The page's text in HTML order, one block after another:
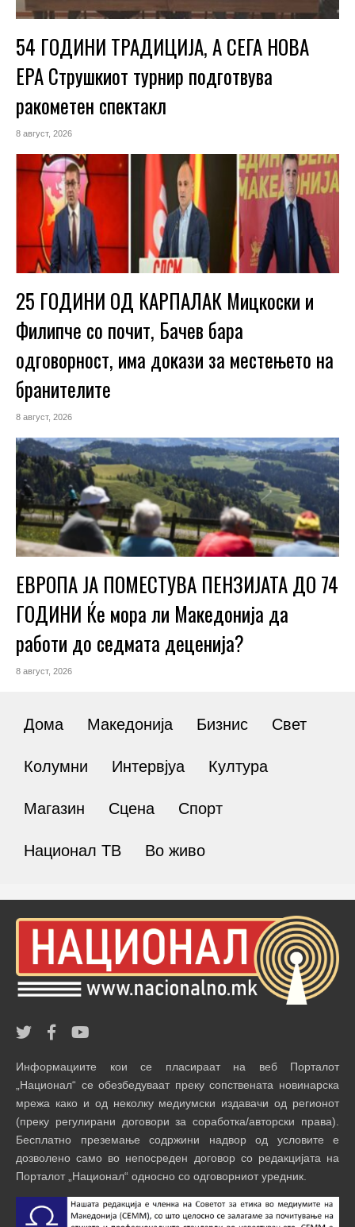
54 ГОДИНИ ТРАДИЦИЈА, А СЕГА НОВА
ЕРА Струшкиот турнир подготвува
ракометен спектакл
8 август, 2026
25 ГОДИНИ ОД КАРПАЛАК Мицкоски и
Филипче со почит, Бачев бара
одговорност, има докази за местењето на
бранителите
8 август, 2026
ЕВРОПА ЈА ПОМЕСТУВА ПЕНЗИЈАТА ДО 74
ГОДИНИ Ќе мора ли Македонија да
работи до седмата деценија?
8 август, 2026
Дома Македонија Бизнис Свет
Колумни Интервјуа Култура
Магазин Сцена Спорт
Национал ТВ Во живо
Информациите кои се пласираат на веб Порталот
„Национал“ се обезбедуваат преку сопствената новинарска
мрежа како и од неколку медиумски издавачи од регионот
(преку регулирани договори за соработка/авторски права).
Бесплатно преземање содржини надвор од условите е
дозволено само во непосреден договор со редакцијата на
Порталот „Национал“ односно со одговорниот уредник.